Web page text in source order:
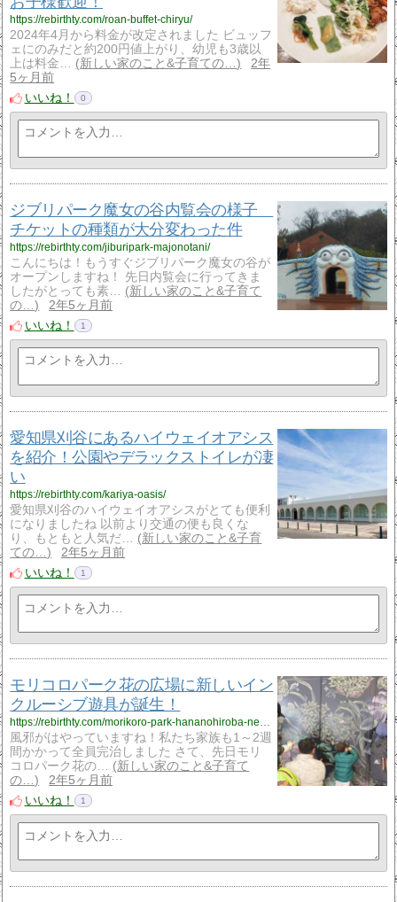
https://rebirthty.com/roan-buffet-chiryu/
2024年4月から料金が改定されました ビュッフ
ェにのみだと約200円値上がり、幼児も3歳以
上は料金…
新しい家のこと&子育ての…
2年
5ヶ月前
いいね！
0
ジブリパーク魔女の谷内覧会の様子
チケットの種類が大分変わった件
https://rebirthty.com/jiburipark-majonotani/
こんにちは！もうすぐジブリパーク魔女の谷が
オープンしますね！ 先日内覧会に行ってきま
したがとっても素…
新しい家のこと&子育て
の…
2年5ヶ月前
いいね！
1
愛知県刈谷にあるハイウェイオアシス
を紹介！公園やデラックストイレが凄
い
https://rebirthty.com/kariya-oasis/
愛知県刈谷のハイウェイオアシスがとても便利
になりましたね 以前より交通の便も良くな
り、もともと人気だ…
新しい家のこと&子育
ての…
2年5ヶ月前
いいね！
1
モリコロパーク花の広場に新しいイン
クルーシブ遊具が誕生！
風邪がはやっていますね！私たち家族も1～2週
間かかって全員完治しました さて、先日モリ
コロパーク花の…
新しい家のこと&子育て
の…
2年5ヶ月前
いいね！
1